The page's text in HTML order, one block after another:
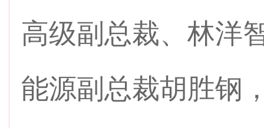
高级副总裁、林洋
能源副总裁胡胜钢